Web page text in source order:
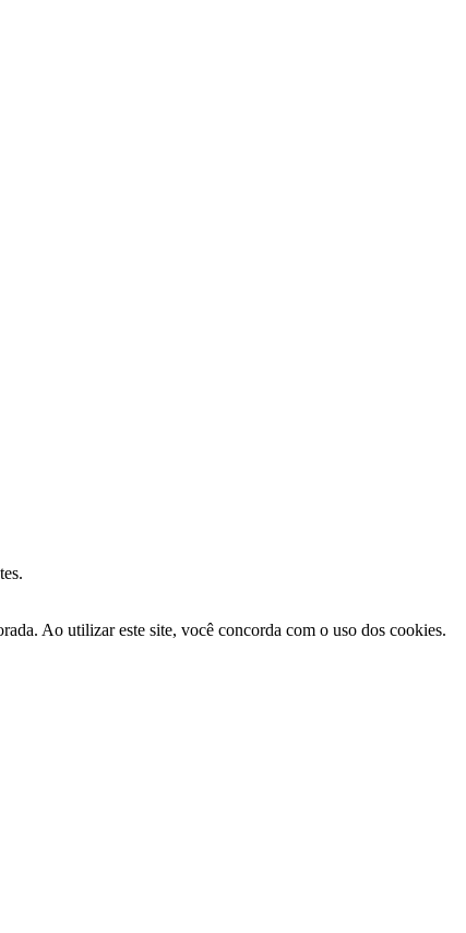
Ao utilizar este site, você concorda com o uso dos cookies.